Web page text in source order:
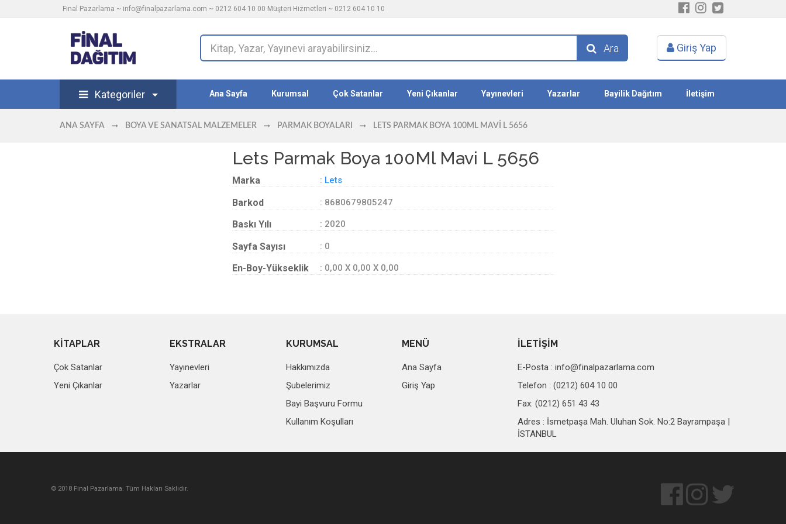
Final Pazarlama ~ info@finalpazarlama.com ~ 0212 604 10 00 Müşteri Hizmetleri ~ 0212 604 10 10
Ara Giriş Yap
Kategoriler Ana Sayfa Kurumsal Çok Satanlar Yeni Çıkanlar Yayınevleri Yazarlar Bayilik Dağıtım İletişim
ANA SAYFA BOYA VE SANATSAL MALZEMELER PARMAK BOYALARI LETS PARMAK BOYA 100ML MAVI L 5656
Lets Parmak Boya 100Ml Mavi L 5656
Marka : Lets
Barkod : 8680679805247
Baskı Yılı : 2020
Sayfa Sayısı : 0
En-Boy-Yükseklik : 0,00 X 0,00 X 0,00
KİTAPLAR
Çok Satanlar
Yeni Çıkanlar
EKSTRALAR
Yayınevleri
Yazarlar
KURUMSAL
Hakkımızda
Şubelerimiz
Bayi Başvuru Formu
Kullanım Koşulları
MENÜ
Ana Sayfa
Giriş Yap
İLETİŞİM
E-Posta :info@finalpazarlama.com
Telefon : (0212) 604 10 00
Fax: (0212) 651 43 43
Adres : İsmetpaşa Mah. Uluhan Sok. No:2 Bayrampaşa |
İSTANBUL
© 2018 Final Pazarlama. Tüm Hakları Saklıdır.